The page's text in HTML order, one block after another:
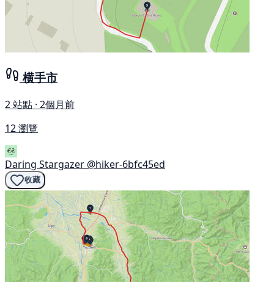
横手市
2 站點 · 2個月前
12 瀏覽
Daring Stargazer @hiker-6bfc45ed
收藏